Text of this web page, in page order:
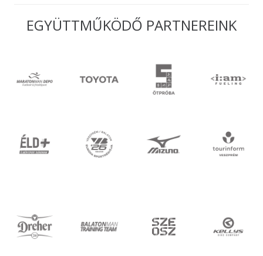
EGYÜTTMŰKÖDŐ PARTNEREINK